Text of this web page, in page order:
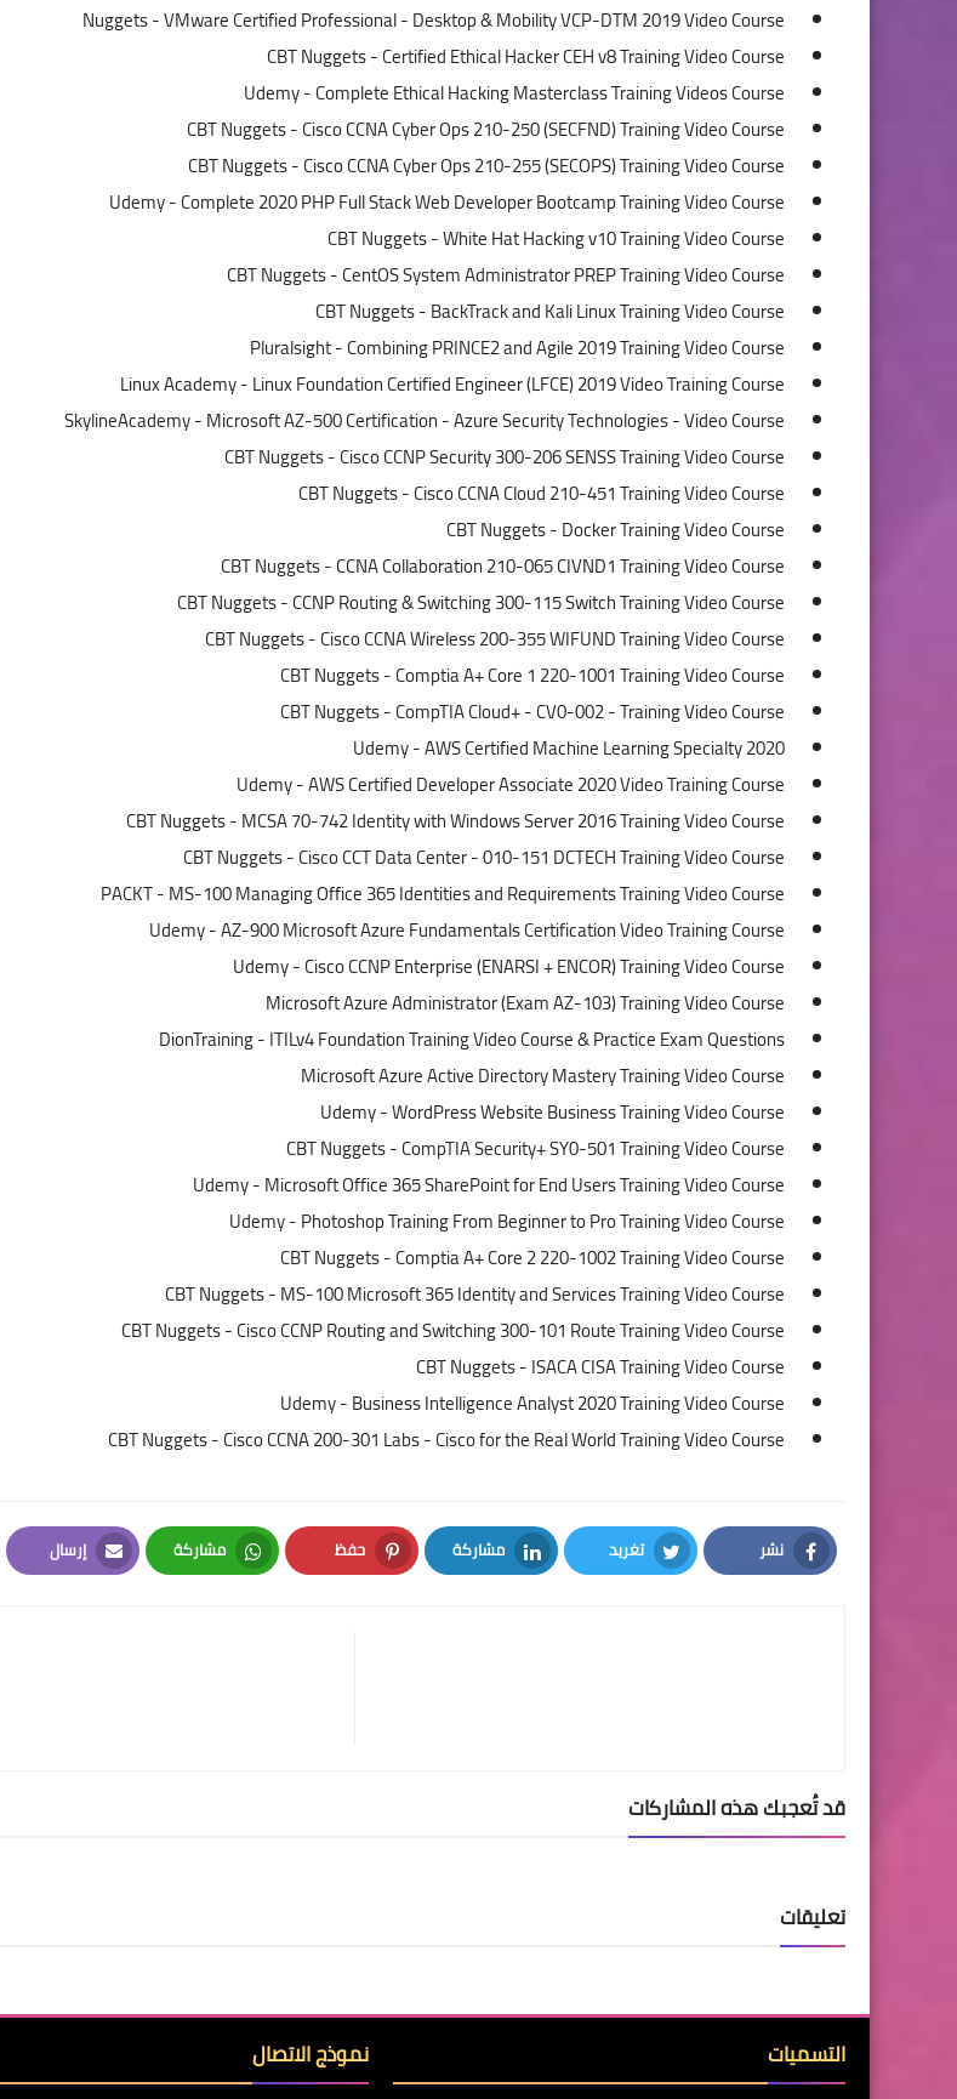
Nuggets - VMware Certified Professional - Desktop & Mobility VCP-DTM 2019 Video Course
CBT Nuggets - Certified Ethical Hacker CEH v8 Training Video Course
Udemy - Complete Ethical Hacking Masterclass Training Videos Course
CBT Nuggets - Cisco CCNA Cyber Ops 210-250 (SECFND) Training Video Course
CBT Nuggets - Cisco CCNA Cyber Ops 210-255 (SECOPS) Training Video Course
Udemy - Complete 2020 PHP Full Stack Web Developer Bootcamp Training Video Course
CBT Nuggets - White Hat Hacking v10 Training Video Course
CBT Nuggets - CentOS System Administrator PREP Training Video Course
CBT Nuggets - BackTrack and Kali Linux Training Video Course
Pluralsight - Combining PRINCE2 and Agile 2019 Training Video Course
Linux Academy - Linux Foundation Certified Engineer (LFCE) 2019 Video Training Course
SkylineAcademy - Microsoft AZ-500 Certification - Azure Security Technologies - Video Course
CBT Nuggets - Cisco CCNP Security 300-206 SENSS Training Video Course
CBT Nuggets - Cisco CCNA Cloud 210-451 Training Video Course
CBT Nuggets - Docker Training Video Course
CBT Nuggets - CCNA Collaboration 210-065 CIVND1 Training Video Course
CBT Nuggets - CCNP Routing & Switching 300-115 Switch Training Video Course
CBT Nuggets - Cisco CCNA Wireless 200-355 WIFUND Training Video Course
CBT Nuggets - Comptia A+ Core 1 220-1001 Training Video Course
CBT Nuggets - CompTIA Cloud+ - CV0-002 - Training Video Course
Udemy - AWS Certified Machine Learning Specialty 2020
Udemy - AWS Certified Developer Associate 2020 Video Training Course
CBT Nuggets - MCSA 70-742 Identity with Windows Server 2016 Training Video Course
CBT Nuggets - Cisco CCT Data Center - 010-151 DCTECH Training Video Course
PACKT - MS-100 Managing Office 365 Identities and Requirements Training Video Course
Udemy - AZ-900 Microsoft Azure Fundamentals Certification Video Training Course
Udemy - Cisco CCNP Enterprise (ENARSI + ENCOR) Training Video Course
Microsoft Azure Administrator (Exam AZ-103) Training Video Course
DionTraining - ITILv4 Foundation Training Video Course & Practice Exam Questions
Microsoft Azure Active Directory Mastery Training Video Course
Udemy - WordPress Website Business Training Video Course
CBT Nuggets - CompTIA Security+ SY0-501 Training Video Course
Udemy - Microsoft Office 365 SharePoint for End Users Training Video Course
Udemy - Photoshop Training From Beginner to Pro Training Video Course
CBT Nuggets - Comptia A+ Core 2 220-1002 Training Video Course
CBT Nuggets - MS-100 Microsoft 365 Identity and Services Training Video Course
CBT Nuggets - Cisco CCNP Routing and Switching 300-101 Route Training Video Course
CBT Nuggets - ISACA CISA Training Video Course
Udemy - Business Intelligence Analyst 2020 Training Video Course
CBT Nuggets - Cisco CCNA 200-301 Labs - Cisco for the Real World Training Video Course
نشر
Facebook
تغريد
Twitter
مشاركة
LinkedIn
حفظ
Pinterest
مشاركة
Whatsapp
إرسال
Email
قد تُعجبك هذه المشاركات
تعليقات
التسميات نموذج الاتصال